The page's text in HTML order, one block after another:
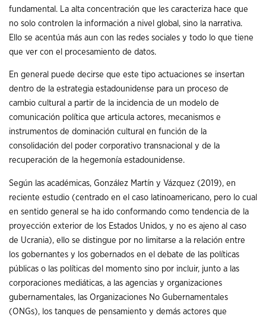
fundamental. La alta concentración que les caracteriza hace que
no solo controlen la información a nivel global, sino la narrativa.
Ello se acentúa más aun con las redes sociales y todo lo que tiene
que ver con el procesamiento de datos.
En general puede decirse que este tipo actuaciones se insertan
dentro de la estrategia estadounidense para un proceso de
cambio cultural a partir de la incidencia de un modelo de
comunicación política que articula actores, mecanismos e
instrumentos de dominación cultural en función de la
consolidación del poder corporativo transnacional y de la
recuperación de la hegemonía estadounidense.
Según las académicas, González Martín y Vázquez (2019), en
reciente estudio (centrado en el caso latinoamericano, pero lo cual
en sentido general se ha ido conformando como tendencia de la
proyección exterior de los Estados Unidos, y no es ajeno al caso
de Ucrania), ello se distingue por no limitarse a la relación entre
los gobernantes y los gobernados en el debate de las políticas
públicas o las políticas del momento sino por incluir, junto a las
corporaciones mediáticas, a las agencias y organizaciones
gubernamentales, las Organizaciones No Gubernamentales
(ONGs), los tanques de pensamiento y demás actores que